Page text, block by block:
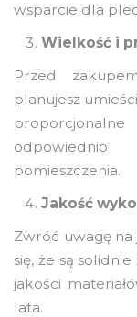
wsparcie dla
Wielkość i
Przed
planujesz
pomieszczenia.
Jakość
Zwróć uwagę na
się, że są
jakości
lata.